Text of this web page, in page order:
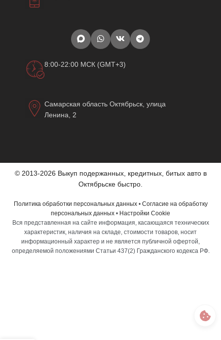
8:00-22:00 МСК (GMT+3)
Самарская область Октябрьск, улица
Ленина, 2
© 2013-2026 Выкуп подержанных, кредитных, битых авто в
Октябрьске быстро.
Политика обработки персональных данных• Согласие на обработку
персональных данных • Настройки Cookie
Вся представленная на сайте информация, касающаяся технических
характеристик, наличия на складе, стоимости товаров, носит
информационный характер и не является публичной офертой,
определяемой положениями Статьи 437(2) Гражданского кодекса РФ.